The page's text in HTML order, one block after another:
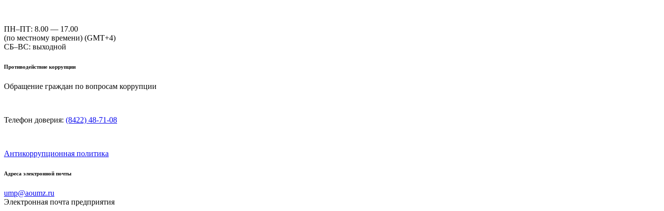
ПН–ПТ: 8.00 — 17.00
(по местному времени) (GMT+4)
СБ–ВС: выходной
Противодействие коррупции
Обращение граждан по вопросам коррупции
Телефон доверия: (8422) 48-71-08
Антикоррупционная политика
Адреса электронной почты
ump@aoumz.ru
Электронная почта предприятия